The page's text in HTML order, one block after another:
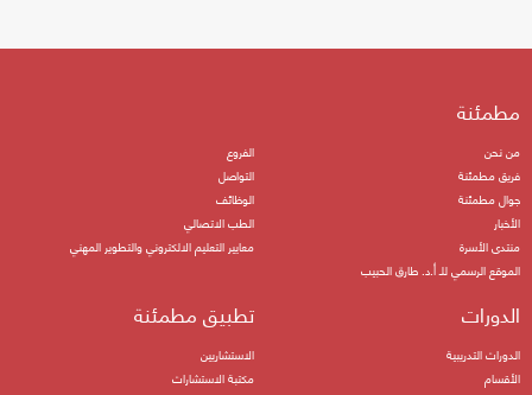
مطمئنة
من نحن
فريق مطمئنة
جوال مطمئنة
الأخبار
منتدى الأسرة
الموقع الرسمي للـ أ.د. طارق الحبيب
الفروع
التواصل
الوظائف
الطب الاتصالي
معايير التعليم الالكتروني والتطوير المهني
الدورات
الدورات التدريبية
الأقسام
تطبيق مطمئنة
الاستشاريين
مكتبة الاستشارات